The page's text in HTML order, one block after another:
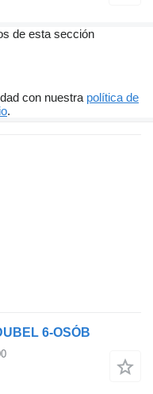
de esta sección
con nuestra política de
.
6-OSÓB